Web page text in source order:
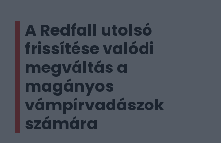
A Redfall utolsó
frissítése valódi
megváltás a
magányos
vámpírvadászok
számára